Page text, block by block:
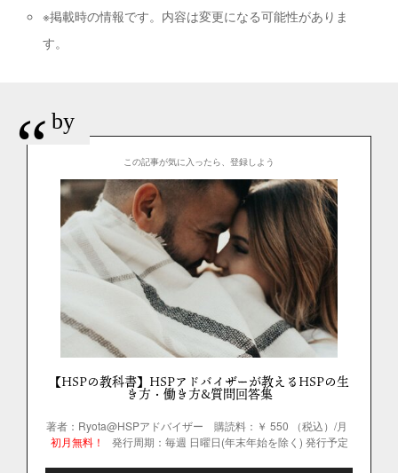
※掲載時の情報です。内容は変更になる可能性がありま
す。
“ by
この記事が気に入ったら、登録しよう
【HSPの教科書】HSPアドバイザーが教えるHSPの生
き方・働き方&質問回答集
著者：Ryota@HSPアドバイザー
購読料：￥ 550 （税込）/月
初月無料！
発行周期：毎週 日曜日(年末年始を除く) 発行予定